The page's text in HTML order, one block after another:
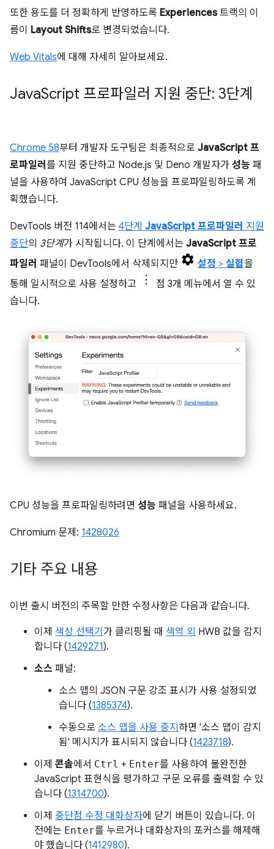
또한 용도를 더 정확하게 반영하도록 Experiences트랙의 이
름이 Layout Shifts로 변경되었습니다.
Web Vitals에 대해 자세히 알아보세요.
JavaScript 프로파일러 지원 중단: 3단계
Chrome 58부터 개발자 도구팀은 최종적으로 JavaScript 프
로파일러 를 지원 중단하고 Node.js 및 Deno 개발자가 성능 패
널을 사용하여 JavaScript CPU 성능을 프로파일링하도록 계
획했습니다.
DevTools 버전 114에서는 4단계 JavaScript 프로파일러 지원
중단의 3단계가 시작됩니다. 이 단계에서는 JavaScript 프로
파일러 패널이 DevTools에서 삭제되지만 설정 > 실험 을
통해 일시적으로 사용 설정하고
점 3개 메뉴에서 열 수 있
습니다.
CPU 성능을 프로파일링하려면 성능 패널을 사용하세요.
Chromium 문제: 1428026
기타 주요 내용
이번 출시 버전의 주목할 만한 수정사항은 다음과 같습니다.
이제 색상 선택기 가 클리핑될 때 색역 외 HWB 값을 감지
합니다 (1429271).
소스 패널:
소스 맵의 JSON 구문 강조 표시가 사용 설정되었
습니다 (1385374).
수동으로 소스 맵을 사용 중지 하면 '소스 맵이 감지
됨' 메시지가 표시되지 않습니다 (1423718).
이제 콘솔에서 Ctrl + Enter를 사용하여 불완전한
JavaScript 표현식을 평가하고 구문 오류를 출력할 수 있
습니다 (1314700).
이제 중단점 수정 대화상자에 닫기 버튼이 있습니다. 이
전에는 Enter를 누르거나 대화상자의 포커스를 해제해
야 했습니다 (1412980).